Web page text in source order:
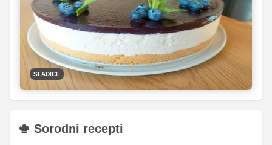
vam tudi ne bo treba prižigati pečice, zato bo vaša
kuhinja med njihovo pripravo ostala prijetno hladna.
SLADICE
Sorodni recepti